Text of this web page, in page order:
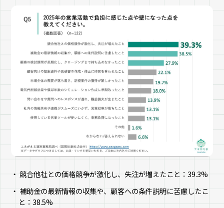
競合他社との価格競争が激化し、失注が増えたこと：39.3%
補助金の最新情報の収集や、顧客への条件説明に苦慮したこ
と：38.5%